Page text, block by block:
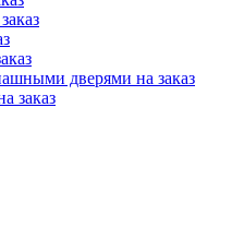
дверями на заказ
заказ